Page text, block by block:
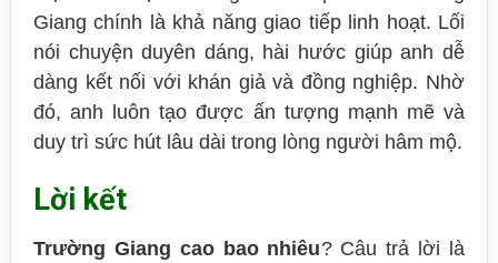
Giang chính là khả năng giao tiếp linh hoạt. Lối
nói chuyện duyên dáng, hài hước giúp anh dễ
dàng kết nối với khán giả và đồng nghiệp. Nhờ
đó, anh luôn tạo được ấn tượng mạnh mẽ và
duy trì sức hút lâu dài trong lòng người hâm mộ.
Lời kết
Trường Giang cao bao nhiêu? Câu trả lời là